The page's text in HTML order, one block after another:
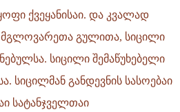
ქვეყანისაი. და კვალად
მგლოვარეთა გულითა, სიცილი
სიცილი შემაწუხებელი
სიცილმან განდევნის სასოებაი
სატანჯველთაი